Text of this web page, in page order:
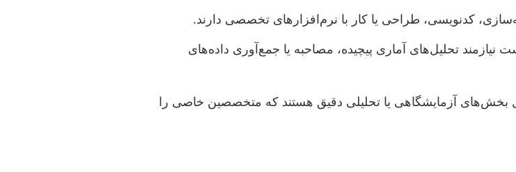
کدنویسی، طراحی یا کار با نرم‌افزارهای تخصصی دارند.
نیازمند تحلیل‌های آماری پیچیده، مصاحبه یا جمع‌آوری داده‌های
بخش‌های آزمایشگاهی یا تحلیلی دقیق هستند که متخصصین خاصی را